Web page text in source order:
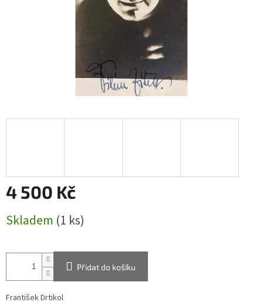
4 500 Kč
cena:
Skladem (1 ks)
Přidat do košíku
František Drtikol